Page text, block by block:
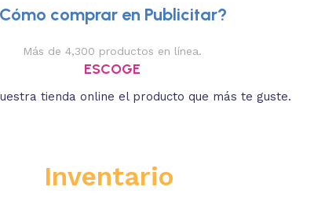
comprar en Publicitar?
Más de 4,300 productos en línea.
ESCOGE
tienda online el producto que más te guste.
Inventario